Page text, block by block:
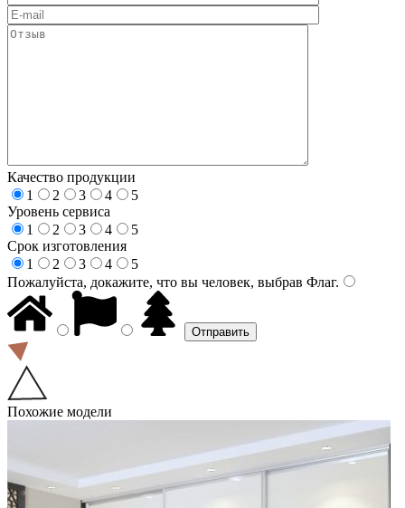
Качество продукции
1
2 3 4
5
Уровень сервиса
1
2 3 4
5
Срок изготовления
1
2 3 4
5
Пожалуйста, докажите, что вы человек, выбрав Флаг.
Похожие модели